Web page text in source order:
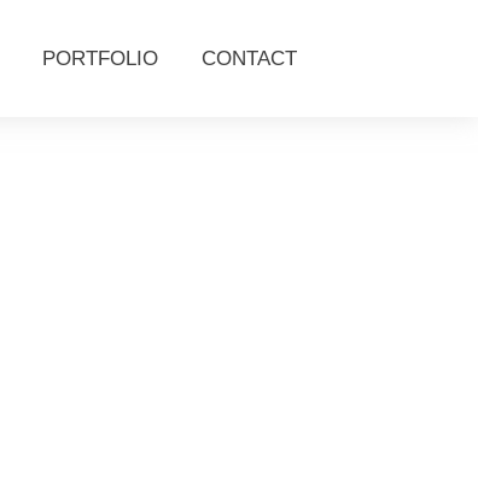
PORTFOLIO CONTACT